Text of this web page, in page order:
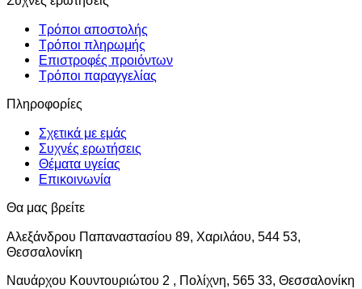
Τρόποι αποστολής
Τρόποι πληρωμής
Επιστροφές προιόντων
Τρόποι παραγγελίας
Πληροφορίες
Σχετικά με εμάς
Συχνές ερωτήσεις
Θέματα υγείας
Επικοινωνία
Θα μας βρείτε
Αλεξάνδρου Παπαναστασίου 89, Χαριλάου, 544 53,
Θεσσαλονίκη
Ναυάρχου Κουντουριώτου 2 , Πολίχνη, 565 33, Θεσσαλονίκη